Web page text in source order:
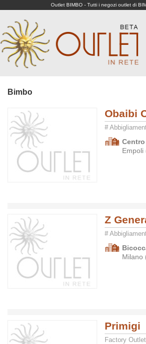
Outlet BIMBO - Tutti i negozi outlet di
Bimbo
Obaibi
#
Empoli
Z
#
Milano
Primigi
Factory Outlet